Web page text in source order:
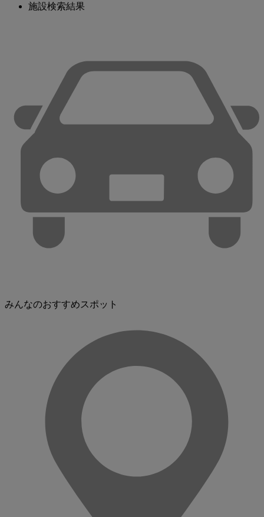
施設検索結果
みんなのおすすめスポット